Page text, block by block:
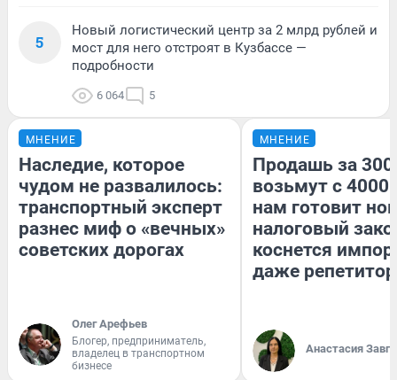
5
Новый логистический центр за 2 млрд рублей и
мост для него отстроят в Кузбассе —
подробности
6 064 5
МНЕНИЕ
Наследие, которое
чудом не развалилось:
транспортный эксперт
разнес миф о «вечных»
советских дорогах
Олег Арефьев
Блогер, предприниматель,
владелец в транспортном
бизнесе
МНЕНИЕ
Продашь за
возьмут с
нам готовит
налоговый
коснется
даже
Анастасия